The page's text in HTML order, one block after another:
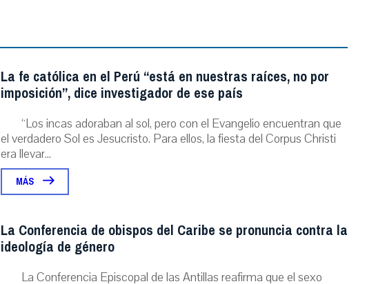
La fe católica en el Perú “está en nuestras raíces, no por
imposición”, dice investigador de ese país
“Los incas adoraban al sol, pero con el Evangelio encuentran que
el verdadero Sol es Jesucristo. Para ellos, la fiesta del Corpus Christi
era llevar...
MÁS
La Conferencia de obispos del Caribe se pronuncia contra la
ideología de género
La Conferencia Episcopal de las Antillas reafirma que el sexo